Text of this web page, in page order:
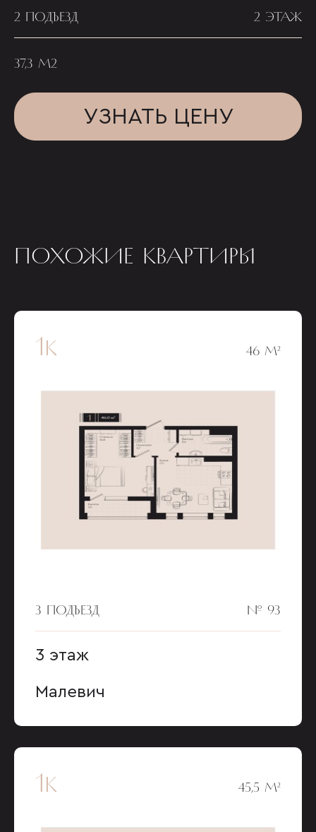
2 ПОДЪЕЗД 2 ЭТАЖ
37,3 М2
УЗНАТЬ ЦЕНУ
ПОХОЖИЕ КВАРТИРЫ
1к 46 М²
3 ПОДЪЕЗД № 93
3 этаж
Малевич
1к 45,5 М²